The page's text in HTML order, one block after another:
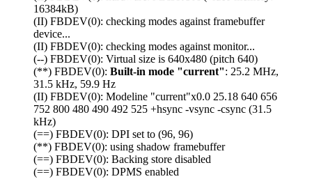
16384kB)
(II) FBDEV(0): checking modes against framebuffer
device...
(II) FBDEV(0): checking modes against monitor...
(--) FBDEV(0): Virtual size is 640x480 (pitch 640)
(**) FBDEV(0): Built-in mode "current": 25.2 MHz,
31.5 kHz, 59.9 Hz
(II) FBDEV(0): Modeline "current"x0.0 25.18 640 656
752 800 480 490 492 525 +hsync -vsync -csync (31.5
kHz)
(==) FBDEV(0): DPI set to (96, 96)
(**) FBDEV(0): using shadow framebuffer
(==) FBDEV(0): Backing store disabled
(==) FBDEV(0): DPMS enabled